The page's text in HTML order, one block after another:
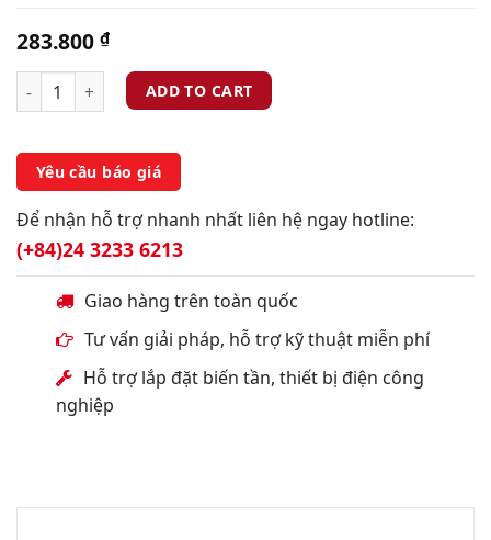
283.800 ₫
ADD TO CART
Yêu cầu báo giá
Để nhận hỗ trợ nhanh nhất liên hệ ngay hotline:
(+84)24 3233 6213
Giao hàng trên toàn quốc
Tư vấn giải pháp, hỗ trợ kỹ thuật miễn phí
Hỗ trợ lắp đặt biến tần, thiết bị điện công
nghiệp